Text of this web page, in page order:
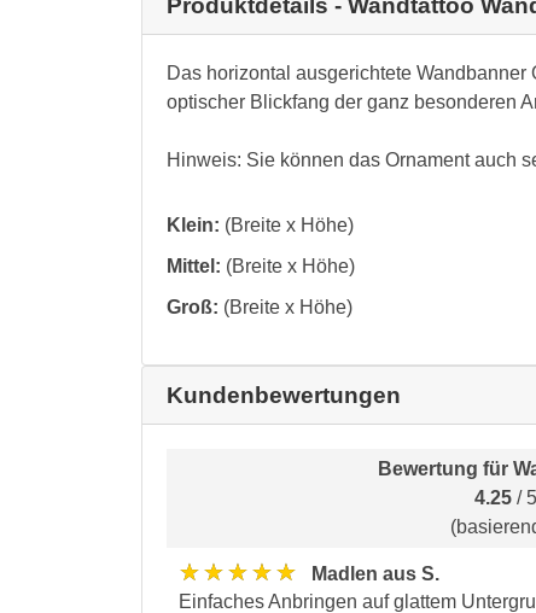
Produktdetails - Wandtattoo
Das horizontal ausgerichtete
optischer Blickfang der ganz besonderen
Hinweis: Sie können das Ornament auch
Klein: (Breite x Höhe)
Mittel: (Breite x Höhe)
Groß: (Breite x Höhe)
Kundenbewertungen
Bewertung für
4.25 /
★★★★★
Madlen aus S.
Einfaches Anbringen auf glattem